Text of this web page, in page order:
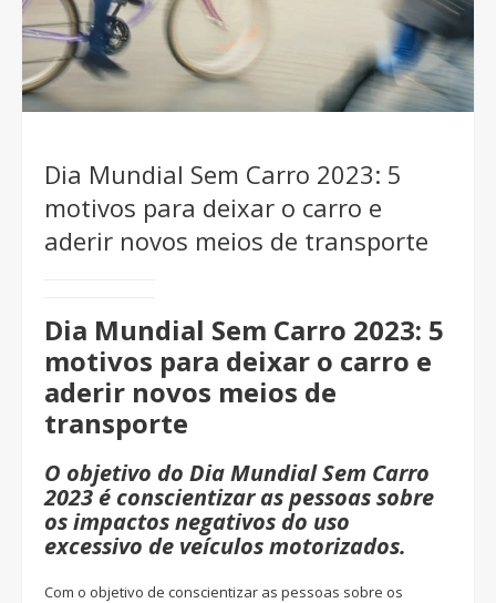
Dia Mundial Sem Carro 2023: 5
motivos para deixar o carro e
aderir novos meios de transporte
Dia Mundial Sem Carro 2023: 5
motivos para deixar o carro e
aderir novos meios de
transporte
O objetivo do Dia Mundial Sem Carro
2023 é conscientizar as pessoas sobre
os impactos negativos do uso
excessivo de veículos motorizados.
Com o objetivo de conscientizar as pessoas sobre os